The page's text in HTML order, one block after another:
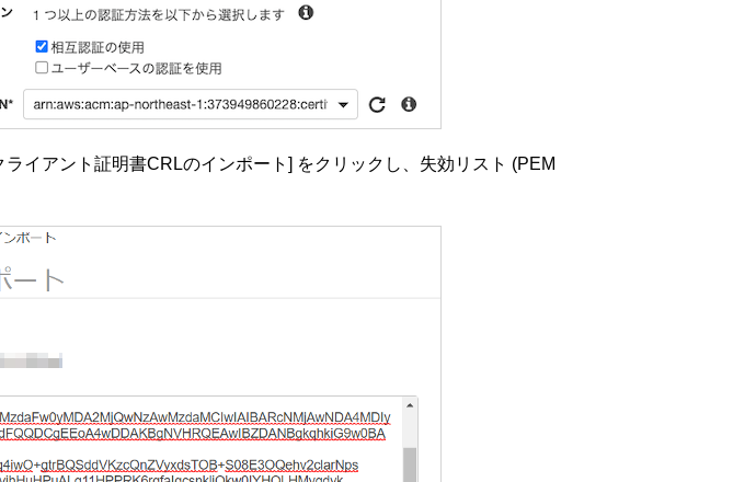
イアント証明書CRLのインポート] をクリックし、失効リスト (PEM